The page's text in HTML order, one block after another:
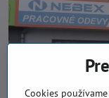
Cookies